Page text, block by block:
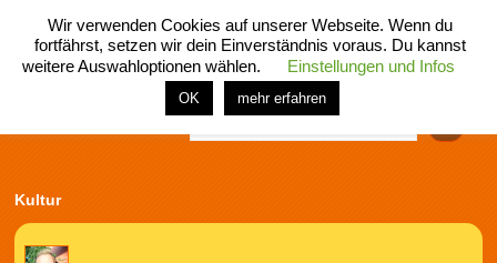
menü
home rubrik buch comic spiel fotos shop
Kultur
Wir verwenden Cookies auf unserer Webseite. Wenn du
fortfährst, setzen wir dein Einverständnis voraus. Du kannst
weitere Auswahloptionen wählen.
Einstellungen und Infos
OK mehr erfahren